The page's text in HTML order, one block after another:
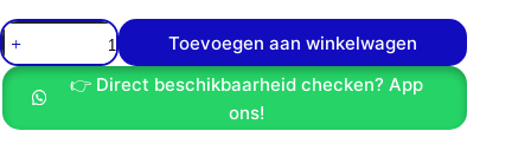
Verlengnippel
BI-
BU
L=56
aantal
Toevoegen aan winkelwagen
👉 Direct beschikbaarheid checken? App
ons!